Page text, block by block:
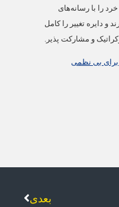
را با رسانه‌های
دایره تغییر را کامل
و مشارکت پذیر.
برای بی نظمی
بعدی